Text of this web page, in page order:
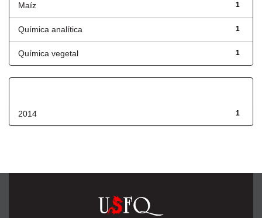
1
Maíz
1
Química analítica
1
Química vegetal
1
2014